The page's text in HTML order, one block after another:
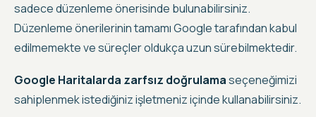
sadece düzenleme önerisinde bulunabilirsiniz.
Düzenleme önerilerinin tamamı Google tarafından kabul
edilmemekte ve süreçler oldukça uzun sürebilmektedir.
Google Haritalarda zarfsız doğrulamaseçeneğimizi
sahiplenmek istediğiniz işletmeniz içinde kullanabilirsiniz.